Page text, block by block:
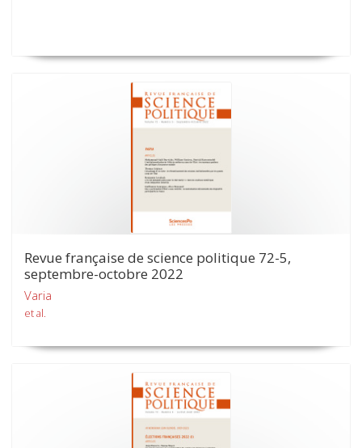
Revue française de science politique 72-5,
septembre-octobre 2022
Varia
et al.